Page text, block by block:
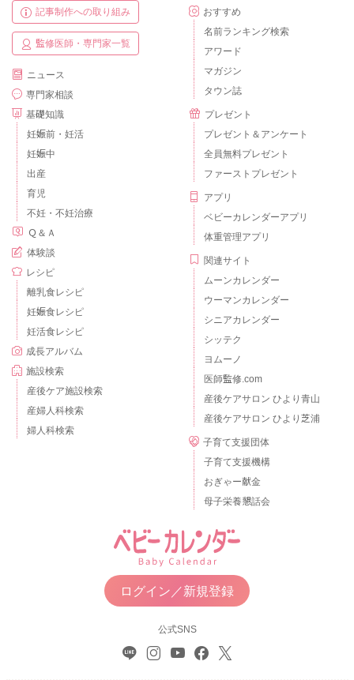
記事制作への取り組み
監修医師・専門家一覧
ニュース
専門家相談
基礎知識
妊娠前・妊活
妊娠中
出産
育児
不妊・不妊治療
Ｑ＆Ａ
体験談
レシピ
離乳食レシピ
妊娠食レシピ
妊活食レシピ
成長アルバム
施設検索
産後ケア施設検索
産婦人科検索
婦人科検索
おすすめ
名前ランキング検索
アワード
マガジン
タウン誌
プレゼント
プレゼント＆アンケート
全員無料プレゼント
ファーストプレゼント
アプリ
ベビーカレンダーアプリ
体重管理アプリ
関連サイト
ムーンカレンダー
ウーマンカレンダー
シニアカレンダー
シッテク
ヨムーノ
医師監修.com
産後ケアサロン ひより青山
産後ケアサロン ひより芝浦
子育て支援団体
子育て支援機構
おぎゃー献金
母子栄養懇話会
ログイン／新規登録
公式SNS